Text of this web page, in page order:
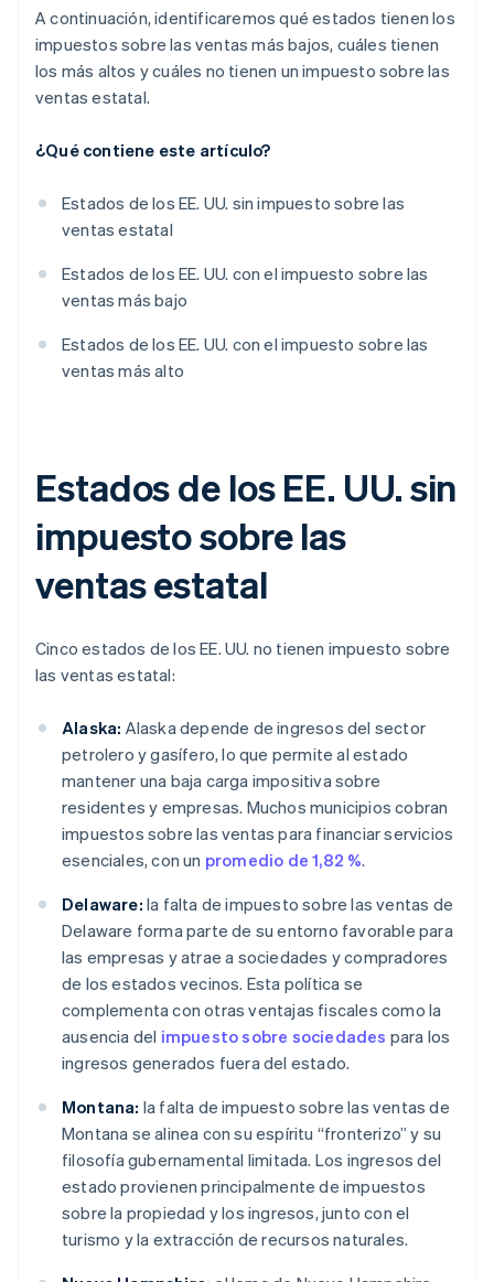
A continuación, identificaremos qué estados tienen los
impuestos sobre las ventas más bajos, cuáles tienen
los más altos y cuáles no tienen un impuesto sobre las
ventas estatal.
¿Qué contiene este artículo?
Estados de los EE. UU. sin impuesto sobre las
ventas estatal
Estados de los EE. UU. con el impuesto sobre las
ventas más bajo
Estados de los EE. UU. con el impuesto sobre las
ventas más alto
Estados de los EE. UU. sin
impuesto sobre las
ventas estatal
Cinco estados de los EE. UU. no tienen impuesto sobre
las ventas estatal:
Alaska: Alaska depende de ingresos del sector
petrolero y gasífero, lo que permite al estado
mantener una baja carga impositiva sobre
residentes y empresas. Muchos municipios cobran
impuestos sobre las ventas para financiar servicios
esenciales, con un promedio de 1,82 %.
Delaware: la falta de impuesto sobre las ventas de
Delaware forma parte de su entorno favorable para
las empresas y atrae a sociedades y compradores
de los estados vecinos. Esta política se
complementa con otras ventajas fiscales como la
ausencia del impuesto sobre sociedades para los
ingresos generados fuera del estado.
Montana: la falta de impuesto sobre las ventas de
Montana se alinea con su espíritu “fronterizo” y su
filosofía gubernamental limitada. Los ingresos del
estado provienen principalmente de impuestos
sobre la propiedad y los ingresos, junto con el
turismo y la extracción de recursos naturales.